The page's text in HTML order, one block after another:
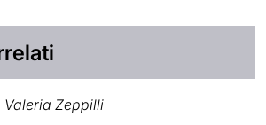
Valeria Zeppilli